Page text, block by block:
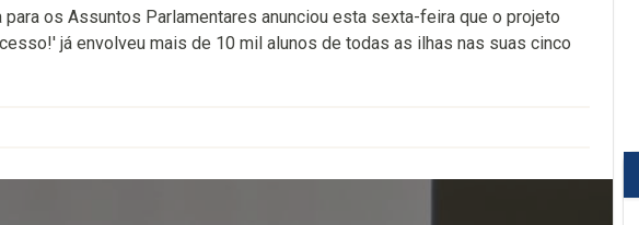
os Assuntos Parlamentares anunciou esta sexta-feira que o projeto
já envolveu mais de 10 mil alunos de todas as ilhas nas suas cinco